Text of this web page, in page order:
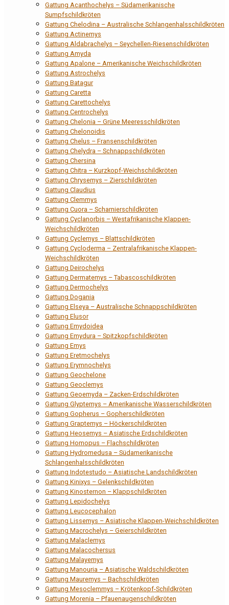
Gattung Acanthochelys – Südamerikanische
Sumpfschildkröten
Gattung Chelodina – Australische Schlangenhalsschildkröten
Gattung Actinemys
Gattung Aldabrachelys – Seychellen-Riesenschildkröten
Gattung Amyda
Gattung Apalone – Amerikanische Weichschildkröten
Gattung Astrochelys
Gattung Batagur
Gattung Caretta
Gattung Carettochelys
Gattung Centrochelys
Gattung Chelonia – Grüne Meeresschildkröten
Gattung Chelonoidis
Gattung Chelus – Fransenschildkröten
Gattung Chelydra – Schnappschildkröten
Gattung Chersina
Gattung Chitra – Kurzkopf-Weichschildkröten
Gattung Chrysemys – Zierschildkröten
Gattung Claudius
Gattung Clemmys
Gattung Cuora – Scharnierschildkröten
Gattung Cyclanorbis – Westafrikanische Klappen-
Weichschildkröten
Gattung Cyclemys – Blattschildkröten
Gattung Cycloderma – Zentralafrikanische Klappen-
Weichschildkröten
Gattung Deirochelys
Gattung Dermatemys – Tabascoschildkröten
Gattung Dermochelys
Gattung Dogania
Gattung Elseya – Australische Schnappschildkröten
Gattung Elusor
Gattung Emydoidea
Gattung Emydura – Spitzkopfschildkröten
Gattung Emys
Gattung Eretmochelys
Gattung Erymnochelys
Gattung Geochelone
Gattung Geoclemys
Gattung Geoemyda – Zacken-Erdschildkröten
Gattung Glyptemys – Amerikanische Wasserschildkröten
Gattung Gopherus – Gopherschildkröten
Gattung Graptemys – Höckerschildkröten
Gattung Heosemys – Asiatische Erdschildkröten
Gattung Homopus – Flachschildkröten
Gattung Hydromedusa – Südamerikanische
Schlangenhalsschildkröten
Gattung Indotestudo – Asiatische Landschildkröten
Gattung Kinixys – Gelenkschildkröten
Gattung Kinosternon – Klappschildkröten
Gattung Lepidochelys
Gattung Leucocephalon
Gattung Lissemys – Asiatische Klappen-Weichschildkröten
Gattung Macrochelys – Geierschildkröten
Gattung Malaclemys
Gattung Malacochersus
Gattung Malayemys
Gattung Manouria – Asiatische Waldschildkröten
Gattung Mauremys – Bachschildkröten
Gattung Mesoclemmys – Krötenkopf-Schildkröten
Gattung Morenia – Pfauenaugenschildkröten